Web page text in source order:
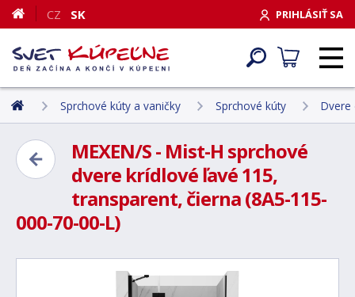
PRIHLÁSIŤ SA
CZ SK
Sprchové kúty a vaničky Sprchové kúty Dvere
MEXEN/S - Mist-H sprchové
dvere krídlové ľavé 115,
transparent, čierna (8A5-115-
000-70-00-L)